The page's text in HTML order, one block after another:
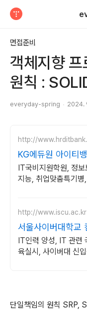
면접준비
객체지향 프
원칙 :
everyday-spring 2024.
http://
KG에듀원 아이티
력전문가 IT취업상
IT국비지원학원, 정
지능, 취업맞춤특기병
http://www.iscu.ac.kr
서울사이버대학교
가을학기 신편입생
IT인력 양성, IT 관련
육실시, 사이버대 신
단일책임의 원칙 SRP,